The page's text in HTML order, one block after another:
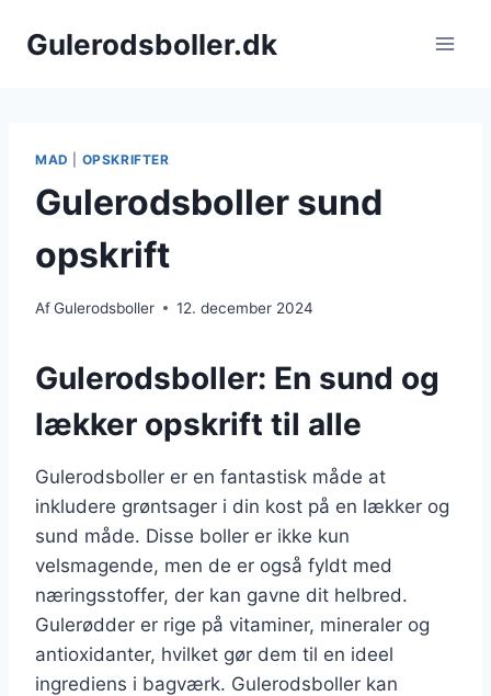
Gulerodsboller.dk
MAD OPSKRIFTER
Gulerodsboller sund
opskrift
AfGulerodsboller 12. december 2024
Gulerodsboller: En sund og
lækker opskrift til alle
Gulerodsboller er en fantastisk måde at
inkludere grøntsager i din kost på en lækker og
sund måde. Disse boller er ikke kun
velsmagende, men de er også fyldt med
næringsstoffer, der kan gavne dit helbred.
Gulerødder er rige på vitaminer, mineraler og
antioxidanter, hvilket gør dem til en ideel
ingrediens i bagværk. Gulerodsboller kan